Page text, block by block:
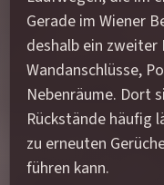
Gerade im Wiener
deshalb ein
Wandanschlüsse,
Nebenräume. Dort
Rückstände häufig
zu erneuten
führen kann.